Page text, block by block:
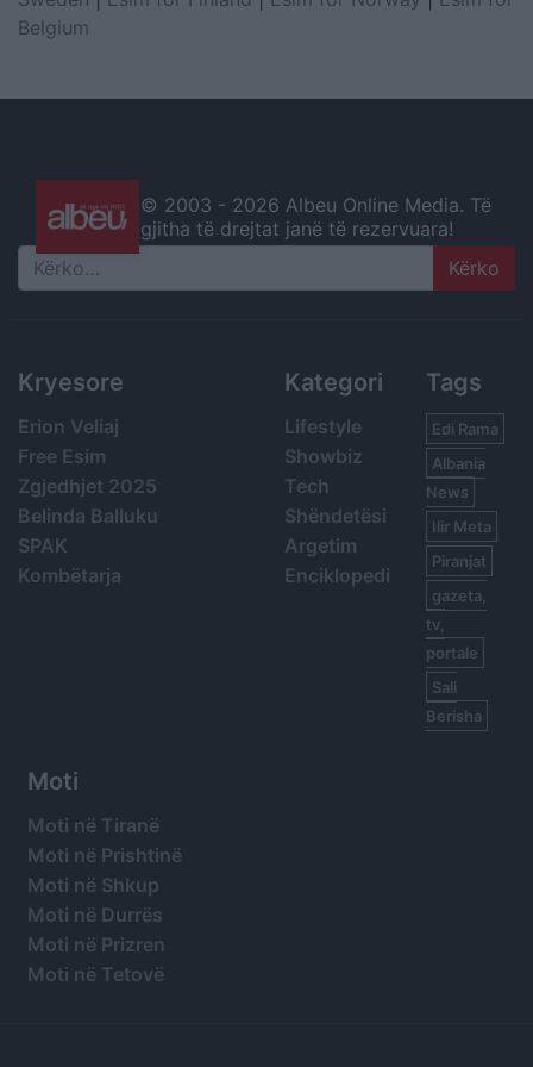
Belgium
© 2003 - 2026 Albeu Online Media. Të
gjitha të drejtat janë të rezervuara!
Search
Kryesore
Erion Veliaj
Free Esim
Zgjedhjet 2025
Belinda Balluku
SPAK
Kombëtarja
Kategori
Lifestyle
Showbiz
Tech
Shëndetësi
Argetim
Enciklopedi
Tags
Edi Rama
Albania
News
Ilir Meta
Piranjat
gazeta,
tv,
portale
Sali
Berisha
Moti
Moti në Tiranë
Moti në Prishtinë
Moti në Shkup
Moti në Durrës
Moti në Prizren
Moti në Tetovë